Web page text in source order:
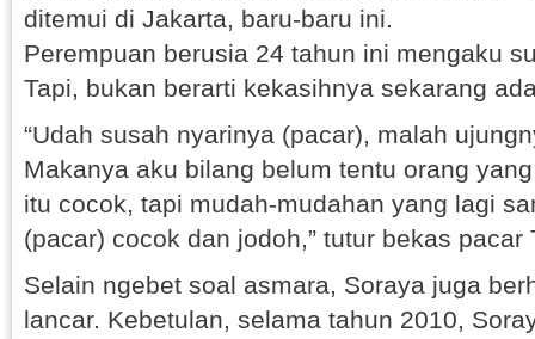
ditemui di Jakarta, baru-baru ini.
Perempuan berusia 24 tahun ini mengaku
Tapi, bukan berarti kekasihnya sekarang
“Udah susah nyarinya (pacar), malah
Makanya aku bilang belum tentu orang
itu cocok, tapi mudah-mudahan yang lagi
(pacar) cocok dan jodoh,” tutur bekas
Selain ngebet soal asmara, Soraya juga
lancar. Kebetulan, selama tahun 2010,